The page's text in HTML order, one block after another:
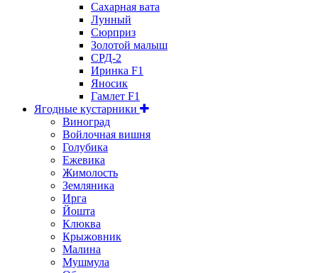
Сахарная вата
Лунный
Сюрприз
Золотой малыш
СРД-2
Иринка F1
Яносик
Гамлет F1
Ягодные кустарники
Виноград
Войлочная вишня
Голубика
Ежевика
Жимолость
Земляника
Ирга
Йошта
Клюква
Крыжовник
Малина
Мушмула